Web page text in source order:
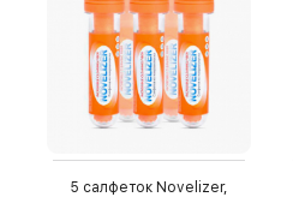
5 салфеток Novelizer,